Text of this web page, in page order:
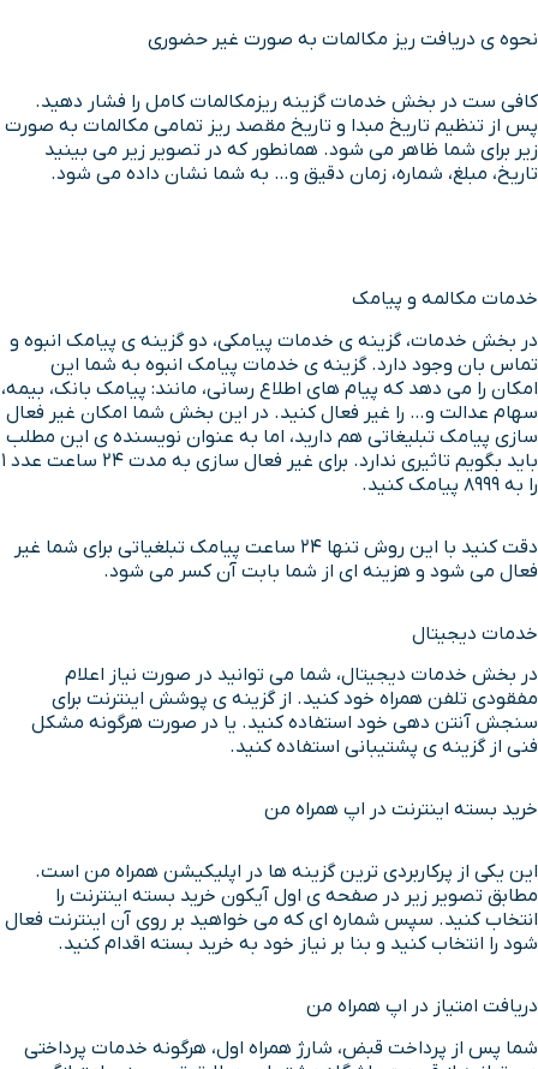
نحوه ی دریافت ریز مکالمات به صورت غیر حضوری
کافی ست در بخش خدمات گزینه ریزمکالمات کامل را فشار دهید.
پس از تنظیم تاریخ مبدا و تاریخ مقصد ریز تمامی مکالمات به صورت
زیر برای شما ظاهر می شود. همانطور که در تصویر زیر می بینید
تاریخ، مبلغ، شماره، زمان دقیق و… به شما نشان داده می شود.
خدمات مکالمه و پیامک
در بخش خدمات، گزینه ی خدمات پیامکی، دو گزینه ی پیامک انبوه و
تماس بان وجود دارد. گزینه ی خدمات پیامک انبوه به شما این
امکان را می دهد که پیام های اطلاع رسانی، مانند: پیامک بانک، بیمه،
سهام عدالت و… را غیر فعال کنید. در این بخش شما امکان غیر فعال
سازی پیامک تبلیغاتی هم دارید، اما به عنوان نویسنده ی این مطلب
باید بگویم تاثیری ندارد. برای غیر فعال سازی به مدت 24 ساعت عدد 1
را به 8999 پیامک کنید.
دقت کنید با این روش تنها 24 ساعت پیامک تبلغیاتی برای شما غیر
فعال می شود و هزینه ای از شما بابت آن کسر می شود.
خدمات دیجیتال
در بخش خدمات دیجیتال، شما می توانید در صورت نیاز اعلام
مفقودی تلفن همراه خود کنید. از گزینه ی پوشش اینترنت برای
سنجش آنتن دهی خود استفاده کنید. یا در صورت هرگونه مشکل
فنی از گزینه ی پشتیبانی استفاده کنید.
خرید بسته اینترنت در اپ همراه من
این یکی از پرکاربردی ترین گزینه ها در اپلیکیشن همراه من است.
مطابق تصویر زیر در صفحه ی اول آیکون خرید بسته اینترنت را
انتخاب کنید. سپس شماره ای که می خواهید بر روی آن اینترنت فعال
شود را انتخاب کنید و بنا بر نیاز خود به خرید بسته اقدام کنید.
دریافت امتیاز در اپ همراه من
شما پس از پرداخت قبض، شارژ همراه اول، هرگونه خدمات پرداختی